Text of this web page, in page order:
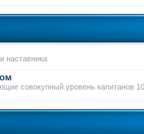
наставника
совокупный уровень капитанов